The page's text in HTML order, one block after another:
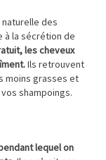
naturelle des
à la sécrétion de
les cheveux
Ils retrouvent
moins grasses et
shampoings.
lequel on